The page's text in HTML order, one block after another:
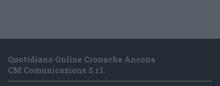
Quotidiano Online Cronache Ancona
CM Comunicazione S.r.l.